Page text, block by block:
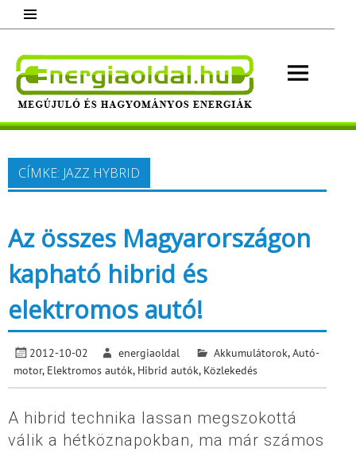
content
Megújuló és hagyományos energiák.
Minden, ami energia!
CÍMKE: JAZZ HYBRID
Az összes Magyarországon
kapható hibrid és
elektromos autó!
2012-10-02 energiaoldal Akkumulátorok,Autó-
motor, Elektromos autók, Hibrid autók, Közlekedés
A hibrid technika lassan megszokottá
válik a hétköznapokban, ma már számos